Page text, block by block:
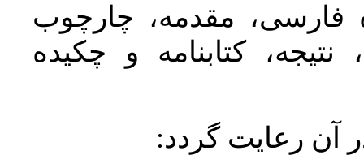
فارسی، مقدمه، چارچوب
کتابنامه و چکیده
آن رعايت گردد: